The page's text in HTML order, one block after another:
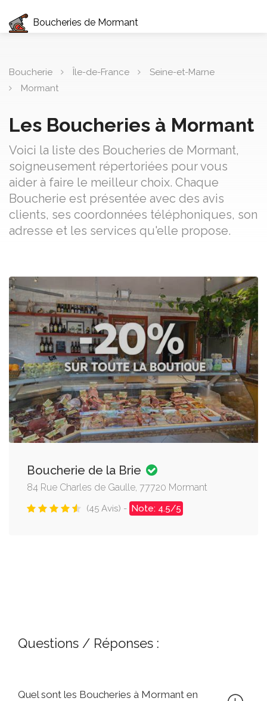
Boucheries de Mormant
Boucherie Île-de-France
Seine-et-Marne
Mormant
Les Boucheries à Mormant
Voici la liste des Boucheries de Mormant,
soigneusement répertoriées pour vous
aider à faire le meilleur choix. Chaque
Boucherie est présentée avec des avis
clients, ses coordonnées téléphoniques, son
adresse et les services qu'elle propose.
Boucherie de la Brie
84 Rue Charles de Gaulle, 77720 Mormant
(45 Avis) - Note: 4.5/5
Questions / Réponses :
Quel sont les Boucheries à Mormant en